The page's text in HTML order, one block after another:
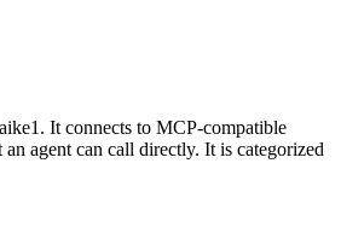
It connects to MCP-compatible
agent can call directly. It is categorized